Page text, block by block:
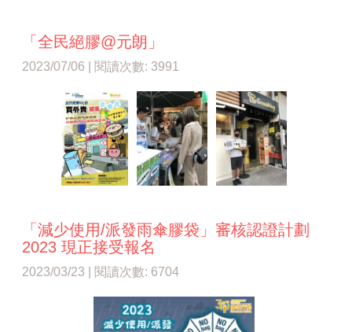
「全民絕膠@元朗」
2023/07/06 | 閱讀次數: 3991
「減少使用/派發雨傘膠袋」審核認證計劃
2023 現正接受報名
2023/03/23 | 閱讀次數: 6704